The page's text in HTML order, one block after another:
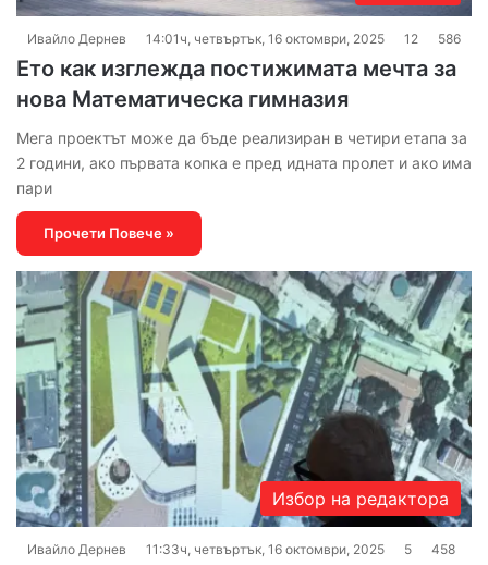
Ивайло Дернев 14:01ч, четвъртък, 16 октомври, 2025 12 586
Ето как изглежда постижимата мечта за
нова Математическа гимназия
Мега проектът може да бъде реализиран в четири етапа за
2 години, ако първата копка е пред идната пролет и ако има
пари
Прочети Повече »
Избор на редактора
Ивайло Дернев 11:33ч, четвъртък, 16 октомври, 2025 5 458